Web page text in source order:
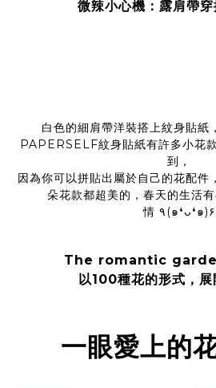
微辣小心機：露肩帶
白色的細肩帶洋裝搭上紋身貼紙
PAPERSELF紋身貼紙有許多小花
到，
因為你可以拼貼出屬於自己的花配件
朵花款都超美的，春天的生活
情 ٩(๑❛ᴗ❛๑)۶
The romantic
以100種花的形式，展
一眼愛上的